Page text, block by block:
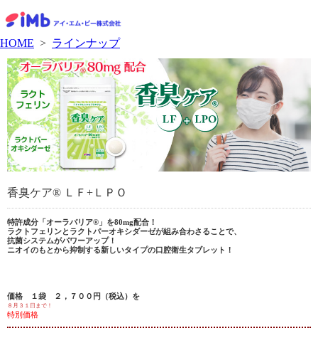
HOME > ラインナップ
香臭ケア® ＬＦ+ＬＰＯ
特許成分「オーラバリア®」を80mg配合！
ラクトフェリンとラクトパーオキシダーゼが組み合わさることで、
抗菌システムがパワーアップ！
ニオイのもとから抑制する新しいタイプの口腔衛生タブレット！
価格 １袋 ２，７００円（税込）を
８月３１日まで！
特別価格